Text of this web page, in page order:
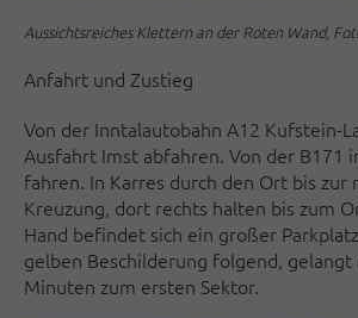
Aussichtsreiches Klettern an der Roten Wand,
Anfahrt und Zustieg
Von der Inntalautobahn A12 Kufstein-
Ausfahrt Imst abfahren. Von der B171
fahren. In Karres durch den Ort bis zur
Kreuzung, dort rechts halten bis zum
Hand befindet sich ein großer
gelben Beschilderung folgend, gelangt
Minuten zum ersten Sektor.